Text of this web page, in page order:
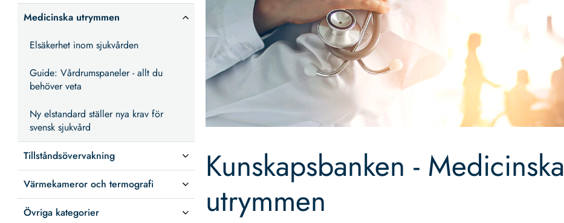
Medicinska utrymmen
Elsäkerhet inom sjukvården
Guide: Vårdrumspaneler - allt du
behöver veta
Ny elstandard ställer nya krav för
svensk sjukvård
Tillståndsövervakning
Värmekameror och termografi
Övriga kategorier
Kunskapsbanken - Medicinska
utrymmen